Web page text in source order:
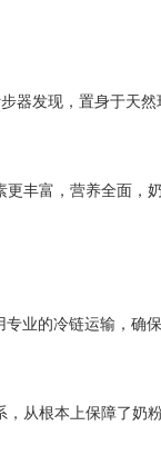
器发现，置身于天
丰富，营养全面，奶
业的冷链运输，确
从根本上保障了奶